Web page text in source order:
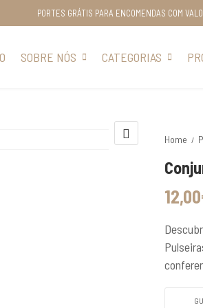
PORTES GRÁTIS PARA ENCOMENDAS COM
SOBRE NÓS CATEGORIAS
Home
12,00